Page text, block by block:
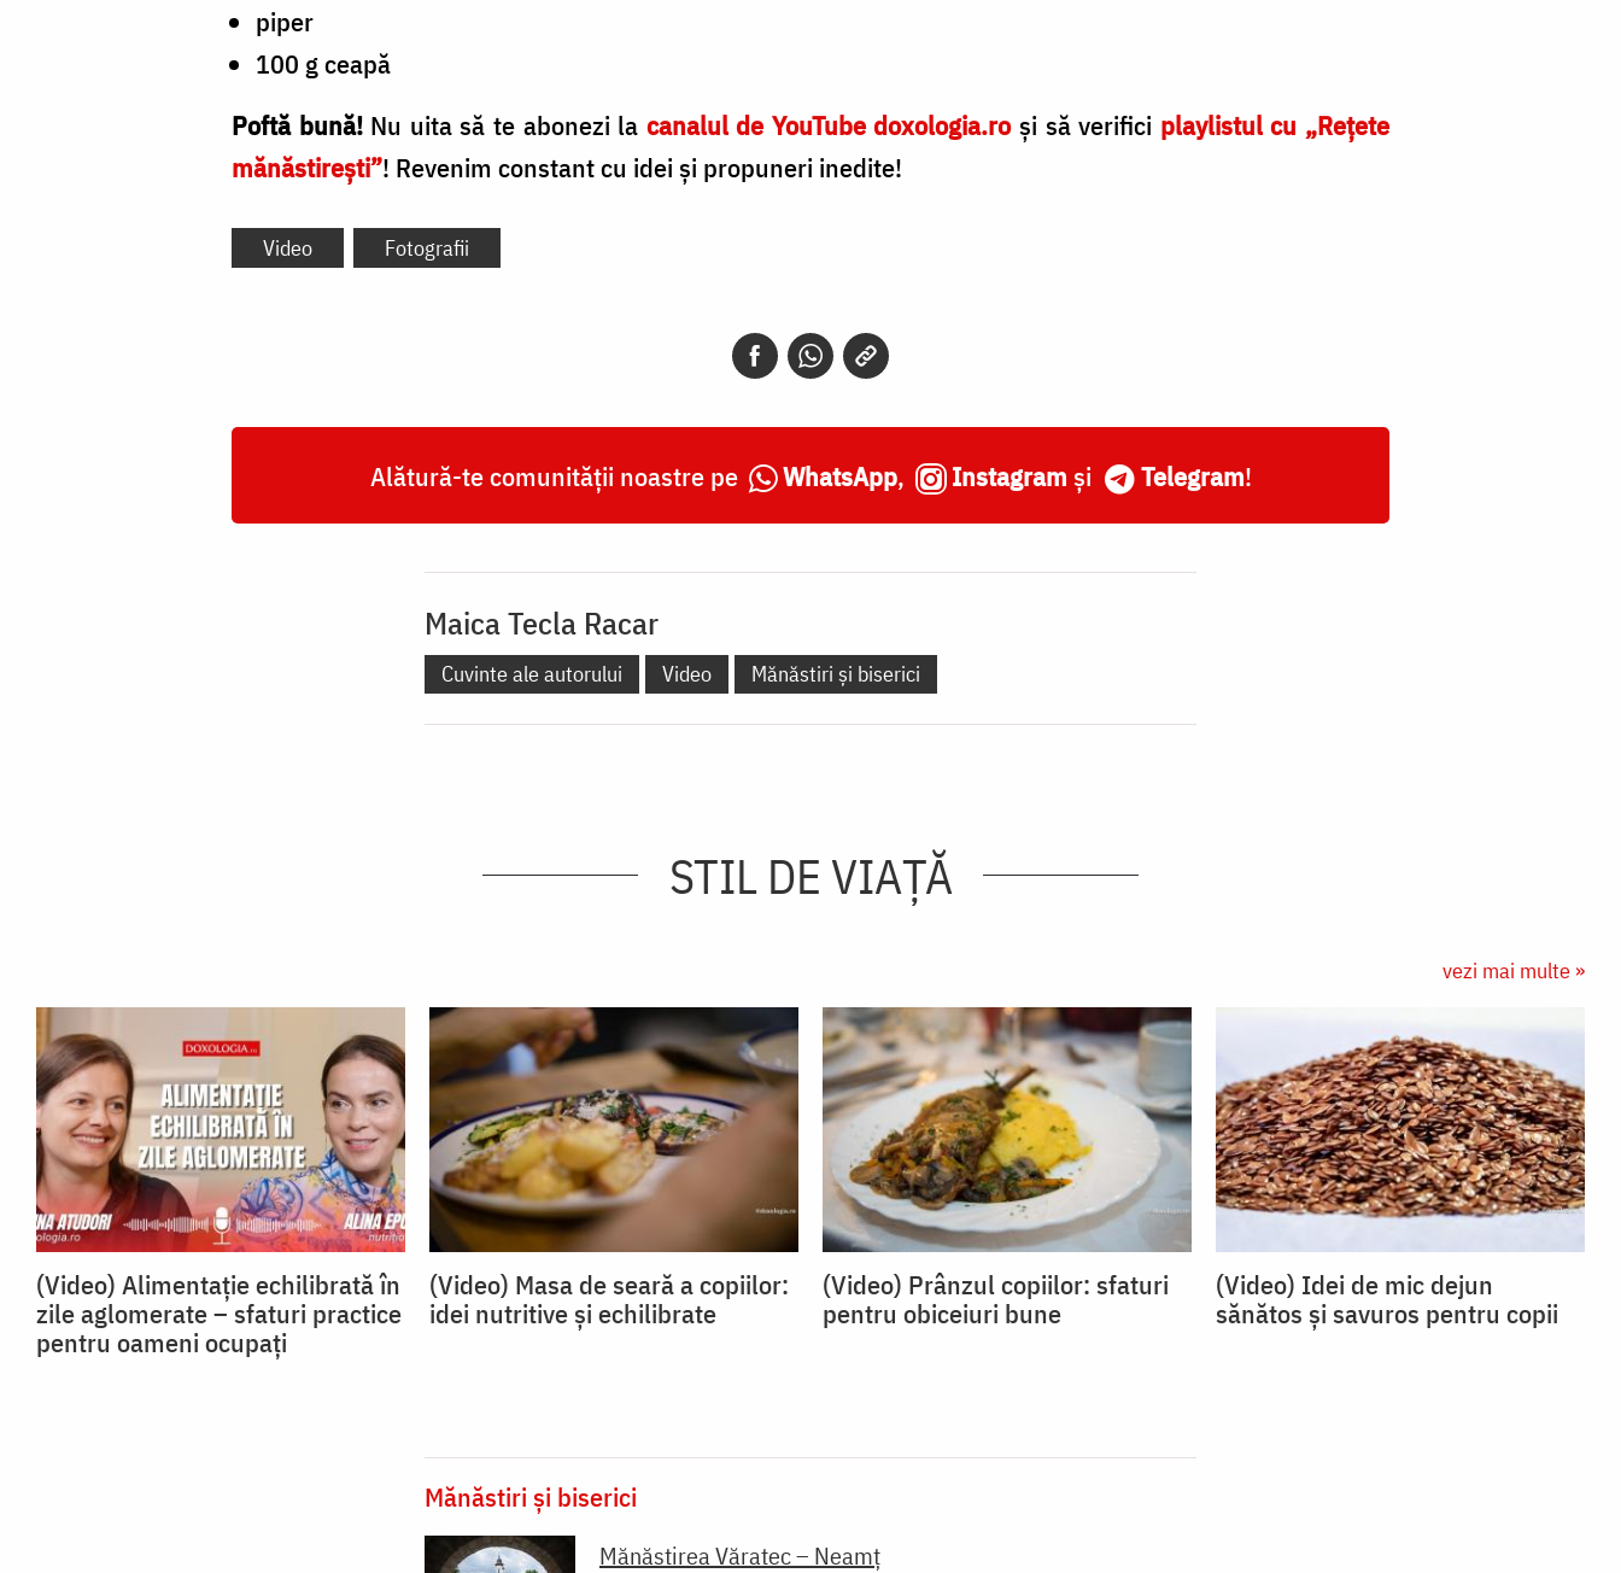
piper
100 g ceapă
Poftă bună! Nu uitasă te abonezi la canalul de YouTube doxologia.roși să verifici playlistul cu „Rețete
mănăstirești”! Revenim constant cu idei și propuneri inedite!
Video Fotografii
Alătură-te comunității noastre pe WhatsApp, Instagram și Telegram!
Maica Tecla Racar
Cuvinte ale autorului Video Mănăstiri și biserici
STIL DE VIAŢĂ
vezi mai multe »
(Video) Alimentație echilibrată în
zile aglomerate – sfaturi practice
pentru oameni ocupați
(Video) Masa de seară a copiilor:
idei nutritive și echilibrate
(Video) Prânzul copiilor: sfaturi
pentru obiceiuri bune
(Video) Idei de mic dejun
sănătos și savuros pentru copii
Mănăstiri și biserici
Mănăstirea Văratec – Neamț